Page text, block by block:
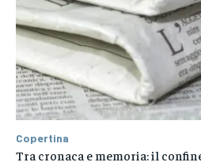
Copertina
Tra cronaca e memoria: il